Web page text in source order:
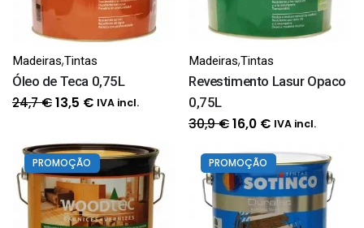
Madeiras,Tintas
Óleo de Teca 0,75L
24,7€O
original
era:
24,7 €.
13,5 €O
atual
é:
13,5 €.
IVA incl.
Madeiras,Tintas
Revestimento Lasur Opaco
0,75L
30,9€O
original
era:
30,9 €.
16,0 €O
atual
é:
16,0 €.
IVA incl.
PROMOÇÃO PROMOÇÃO